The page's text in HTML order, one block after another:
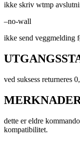
ikke skriv wtmp
–no-wall
ikke send veggmelding
ved suksess returneres
dette er eldre
kompatibilitet.